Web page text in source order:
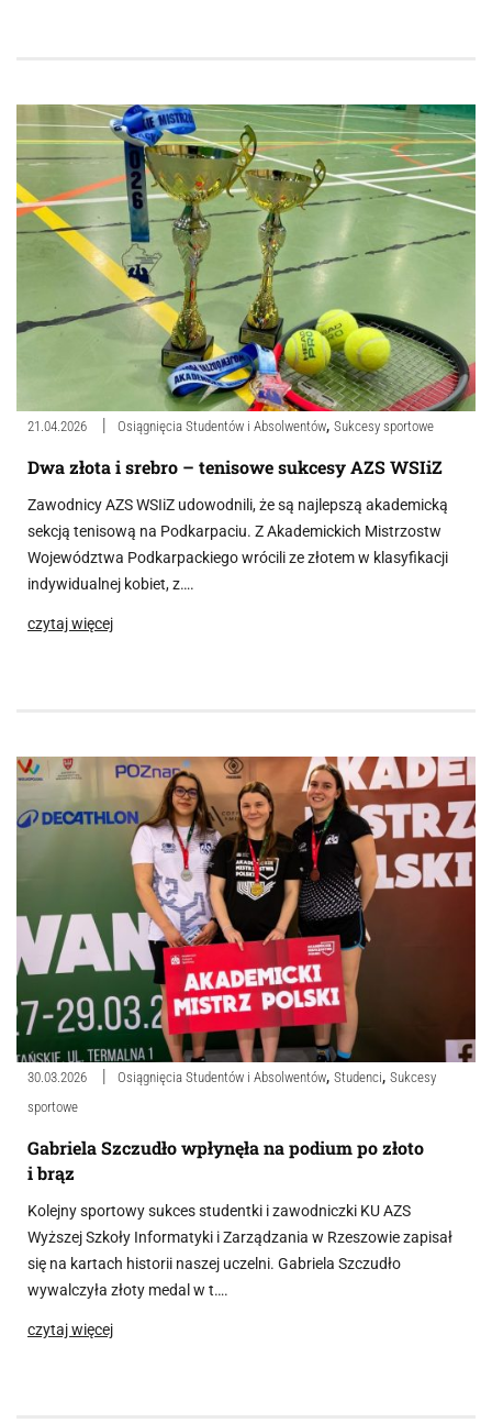
21.04.2026 Osiągnięcia Studentów i Absolwentów, Sukcesy sportowe
Dwa złota i srebro – tenisowe sukcesy AZS WSIiZ
Zawodnicy AZS WSIiZ udowodnili, że są najlepszą akademicką
sekcją tenisową na Podkarpaciu. Z Akademickich Mistrzostw
Województwa Podkarpackiego wrócili ze złotem w klasyfikacji
indywidualnej kobiet, z….
czytaj więcej
30.03.2026 Osiągnięcia Studentów i Absolwentów, Studenci, Sukcesy
sportowe
Gabriela Szczudło wpłynęła na podium po złoto
i brąz
Kolejny sportowy sukces studentki i zawodniczki KU AZS
Wyższej Szkoły Informatyki i Zarządzania w Rzeszowie zapisał
się na kartach historii naszej uczelni. Gabriela Szczudło
wywalczyła złoty medal w t….
czytaj więcej